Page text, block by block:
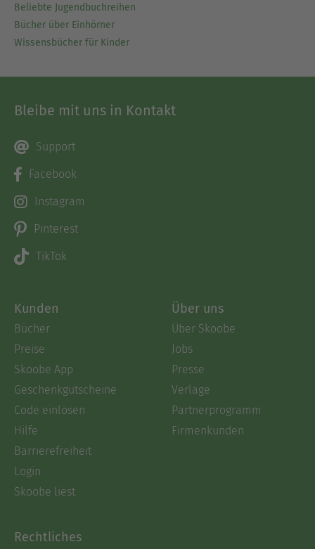
Beliebte Jugendbuchreihen
Bücher über Einhörner
Wissensbücher für Kinder
Bleibe mit uns in Kontakt
Support
Facebook
Instagram
Pinterest
TikTok
Kunden
Bücher
Preise
Skoobe App
Geschenkgutscheine
Code einlösen
Hilfe
Barrierefreiheit
Login
Skoobe liest
Über uns
Über Skoobe
Jobs
Presse
Verlage
Partnerprogramm
Firmenkunden
Rechtliches